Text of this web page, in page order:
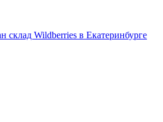
склад Wildberries в Екатеринбурге